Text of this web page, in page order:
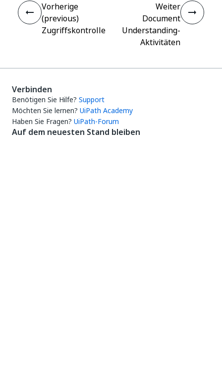
Vorherige
(previous)
Zugriffskontrolle
Weiter
Document
Understanding-
Aktivitäten
Verbinden
Benötigen Sie Hilfe? Support
Möchten Sie lernen? UiPath Academy
Haben Sie Fragen? UiPath-Forum
Auf dem neuesten Stand bleiben